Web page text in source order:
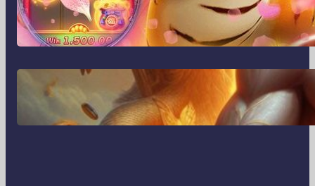
MajalahPotretIndonesia dan Cara
Baru Merekam Cerita dari Sudut
Kehidupan Sehari-hari
Transformasi Media Visual di Era
Digital: Bagaimana Fotografi dan
Cerita Visual Membentuk Cara Kita